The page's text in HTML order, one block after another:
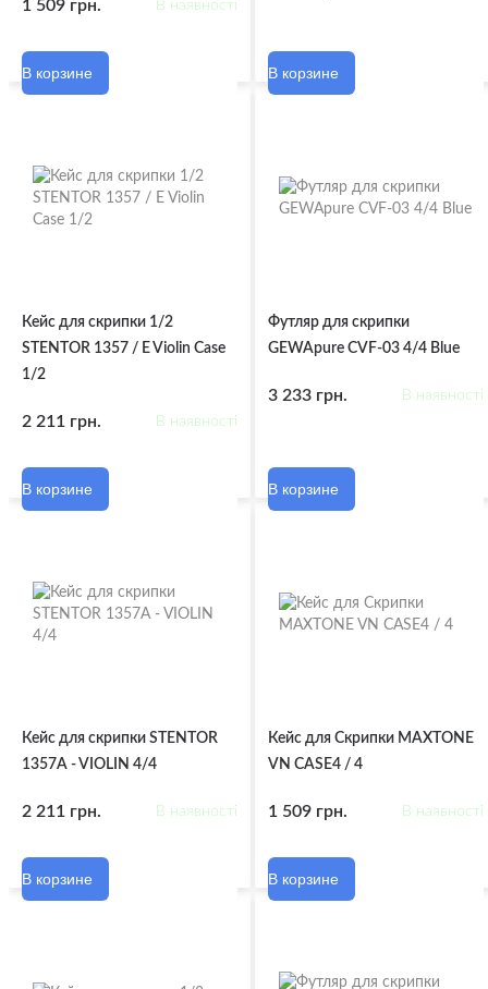
1 509 грн. В наявності
В корзине В корзине
Кейс для скрипки 1/2
STENTOR 1357 / E Violin Case
1/2
2 211 грн. В наявності
В корзине
Футляр для скрипки
GEWApure CVF-03 4/4 Blue
3 233 грн. В наявності
В корзине
Кейс для скрипки STENTOR
1357A - VIOLIN 4/4
2 211 грн. В наявності
В корзине
Кейс для Скрипки MAXTONE
VN CASE4 / 4
1 509 грн. В наявності
В корзине